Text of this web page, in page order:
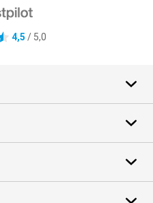
4,5 / 5,0